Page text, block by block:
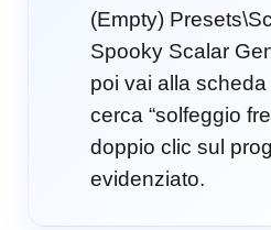
(Empty)
Spooky Scalar
poi vai alla
cerca “solfeggio
doppio clic sul
evidenziato.